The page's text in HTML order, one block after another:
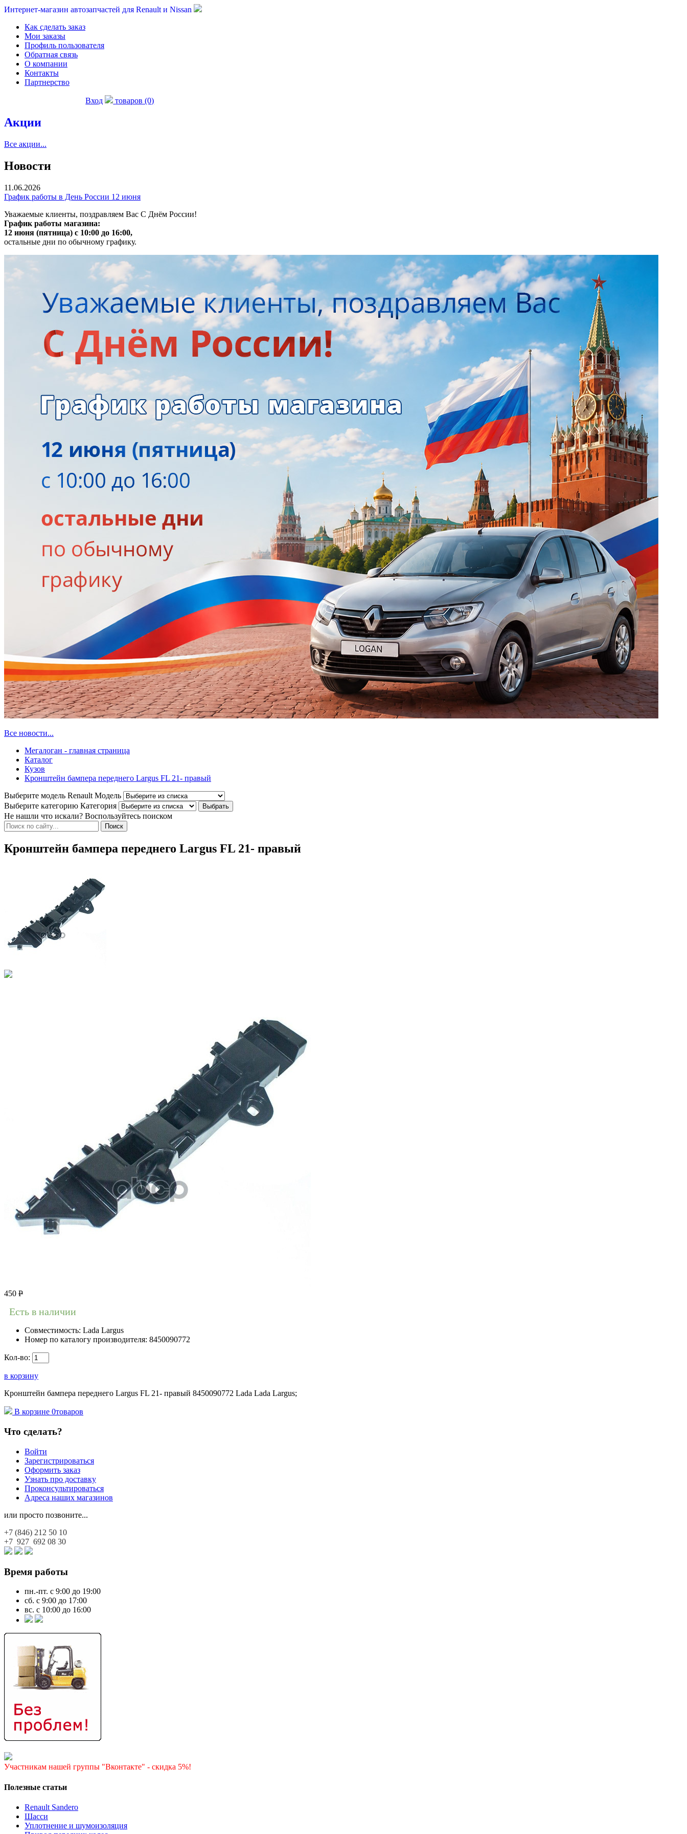
Интернет-магазин автозапчастей для Renault и Nissan
Как сделать заказ
Мои заказы
Профиль пользователя
Обратная связь
О компании
Контакты
Партнерство
Вход товаров (0)
Акции
Все акции...
Новости
11.06.2026
График работы в День России 12 июня
Уважаемые клиенты, поздравляем Вас С Днём России!
График работы магазина:
12 июня (пятница) с 10:00 до 16:00,
остальные дни по обычному графику.
Все новости...
Мегалоган - главная страница
Каталог
Кузов
Кронштейн бампера переднего Largus FL 21- правый
Выберите модель Renault Модель
Выберите категорию Категория
Не нашли что искали? Воспользуйтесь поиском
Кронштейн бампера переднего Largus FL 21- правый
450 Р
Есть в наличии
Совместимость: Lada Largus
Номер по каталогу производителя: 8450090772
Кол-во:
в корзину
Кронштейн бампера переднего Largus FL 21- правый 8450090772 Lada Lada Largus;
В корзине 0товаров
Что сделать?
Войти
Зарегистрироваться
Оформить заказ
Узнать про доставку
Проконсультироваться
Адреса наших магазинов
или просто позвоните...
+7 (846) 212 50 10
+7 927 692 08 30
Время работы
пн.-пт. с 9:00 до 19:00
сб. с 9:00 до 17:00
вс. с 10:00 до 16:00
Участникам нашей группы "Вконтакте" - скидка 5%!
Полезные статьи
Renault Sandero
Шасси
Уплотнение и шумоизоляция